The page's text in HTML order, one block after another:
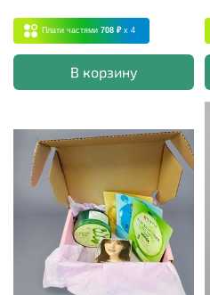
Плати частями 708 ₽ x 4
В корзину